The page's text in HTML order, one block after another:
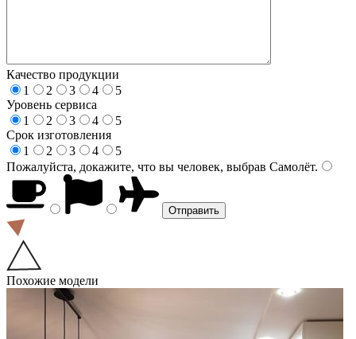
Качество продукции
1
2 3 4
5
Уровень сервиса
1
2 3 4
5
Срок изготовления
1
2 3 4
5
Пожалуйста, докажите, что вы человек, выбрав Самолёт.
Похожие модели